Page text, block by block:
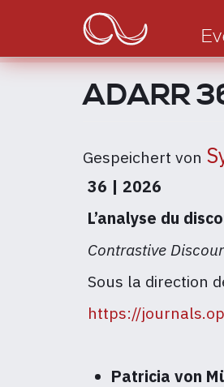
Inhalt
navigation
ADARR
Gespeichert von
36 | 2026
L’analyse du
Contrastive
Sous la direction
https://
Patricia von